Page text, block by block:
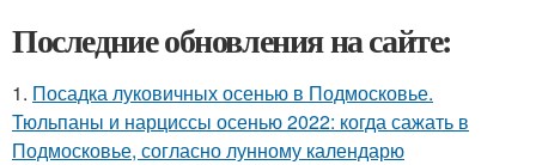
Последние обновления на сайте:
1. Посадка луковичных осенью в Подмосковье.
Тюльпаны и нарциссы осенью 2022: когда сажать в
Подмосковье, согласно лунному календарю